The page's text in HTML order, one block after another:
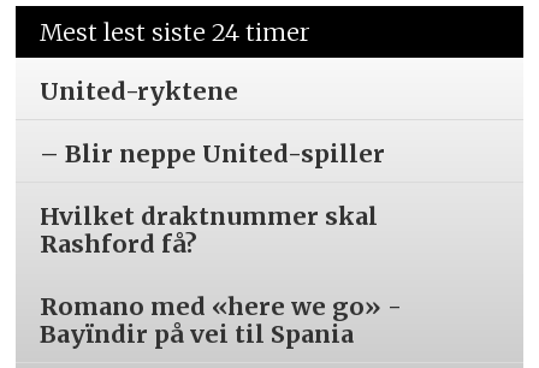
Mest lest siste 24 timer
United-ryktene
– Blir neppe United-spiller
Hvilket draktnummer skal
Rashford få?
Romano med «here we go» -
Bayïndir på vei til Spania